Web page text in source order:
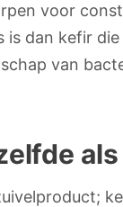
voor
dan kefir
van